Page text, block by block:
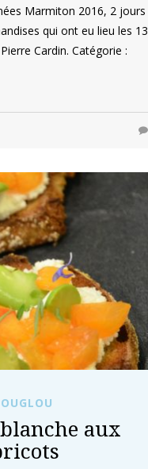
Marmiton 2016, 2 jours
qui ont eu lieu les 13
Cardin. Catégorie :
aux